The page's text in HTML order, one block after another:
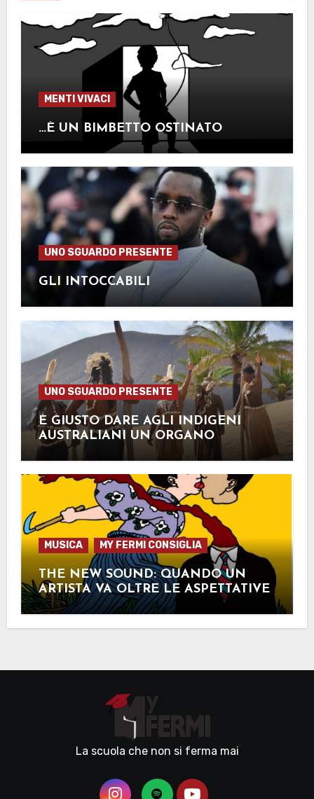
MENTI VIVACI
…È UN BIMBETTO OSTINATO
UNO SGUARDO PRESENTE
GLI INTOCCABILI
UNO SGUARDO PRESENTE
È GIUSTO DARE AGLI INDIGENI
AUSTRALIANI UN ORGANO
CONSULTIVO
MUSICA MY FERMI CONSIGLIA
THE NEW SOUND: QUANDO UN
ARTISTA VA OLTRE LE ASPETTATIVE
La scuola che non si ferma mai